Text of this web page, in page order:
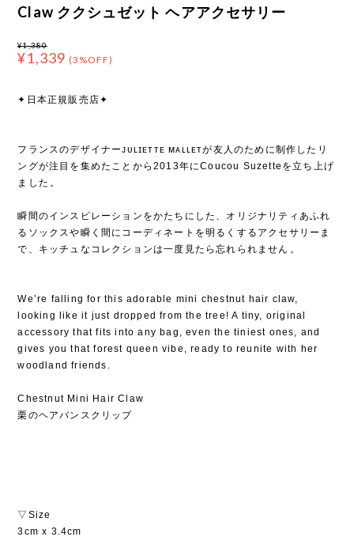
Claw ククシュゼット ヘアアクセサリー
¥1,380
¥1,339 (3%OFF)
✦日本正規販売店✦
フランスのデザイナーᴊᴜʟɪᴇᴛᴛᴇ ᴍᴀʟʟᴇᴛが友人のために制作したリ
ングが注目を集めたことから2013年にCoucou Suzetteを立ち上げ
ました⁡。
瞬間のインスピレーションをかたちにした、オリジナリティあふれ
るソックスや瞬く間にコーディネートを明るくするアクセサリーま
で、キッチュなコレクションは一度見たら忘れられません⁡。
We’re falling for this adorable mini chestnut hair claw,
looking like it just dropped from the tree! A tiny, original
accessory that fits into any bag, even the tiniest ones, and
gives you that forest queen vibe, ready to reunite with her
woodland friends.
Chestnut Mini Hair Claw
栗のヘアバンスクリップ
▽Size
3cm x 3.4cm